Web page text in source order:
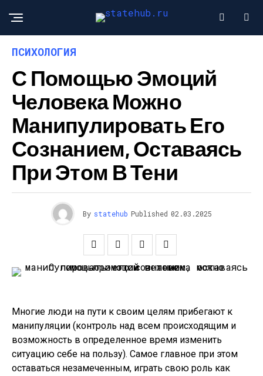
ПСИХОЛОГИЯ
С Помощью Эмоций
Человека Можно
Манипулировать Его
Сознанием, Оставаясь
При Этом В Тени
By statehub Published 02.03.2025
Многие люди на пути к своим целям прибегают к
манипуляции (контроль над всем происходящим и
возможность в определенное время изменить
ситуацию себе на пользу). Самое главное при этом
оставаться незамеченным, играть свою роль как